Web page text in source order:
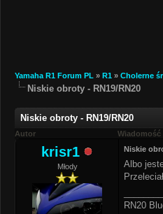
Yamaha R1 Forum PL » R1 » Cholerne
Niskie obroty - RN19/RN20
Niskie obroty - RN19/RN20
Autor Wiadomość
krisr1
Młody
Niskie
Albo
RN20